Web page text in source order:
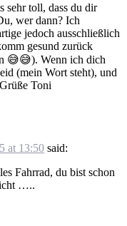
sehr toll, dass du dir
wer dann? Ich
jedoch ausschließlich
gesund zurück
😅😅). Wenn ich dich
(mein Wort steht), und
Toni
at 13:50 said:
Fahrrad, du bist schon
…..